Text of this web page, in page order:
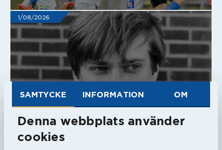
SAMTYCKE INFORMATION OM
Denna webbplats använder
cookies
1/08/2026
HBKHerr
Pelle har varit här i två sejouer
31/07/2026